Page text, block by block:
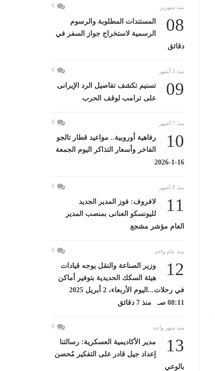
منذ شهرين 0
08
المستندات المطلوبة والرسوم
الرسمية لاستخراج جواز السفر في
دقائق
منذ 3 أشهر 0
09
تسنيم تكشف تفاصيل الرد الإيرانى
على ترامب لوقف الحرب
منذ 7 أشهر 0
10
رفاهية أوروبية.. مواعيد قطار تالجو
الفاخر وأسعار التذاكر اليوم الجمعة
16-1-2026
منذ 8 أشهر 0
11
لافروف: فوز المدير الجديد
لليونسكو العنانى بمنصب المدير
العام مؤشر مشجع
منذ عام واحد 0
12
وزير الصناعة والنقل يوجه قيادات
هيئة السكك الحديدية بتوفير أماكن
في رحلات...اليوم الأربعاء، 2 أبريل 2025
08:11 صـ منذ 7 دقائق
منذ شهر واحد 0
13
مدير الأكاديمية العسكرية: رسالتنا
إعداد جيل قادر على التفكير مُحصن
بالوعي